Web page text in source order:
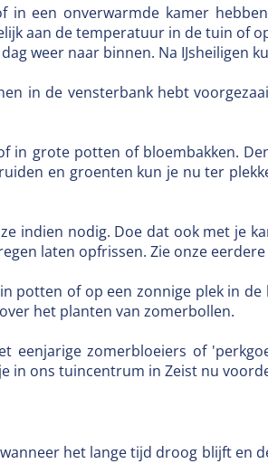
een onverwarmde kamer
aan de temperatuur in de tuin of
weer naar binnen. Na IJsheiligen
in de vensterbank hebt
in grote potten of bloembakken.
en groenten kun je nu ter
indien nodig. Doe dat ook met je
laten opfrissen. Zie onze
potten of op een zonnige plek in
het planten van zomerbollen.
zomerbloeiers of
in ons tuincentrum in Zeist nu
het lange tijd droog blijft